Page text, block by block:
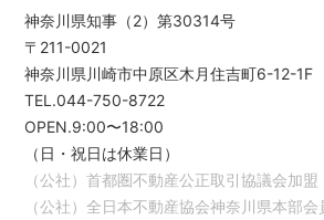
神奈川県知事（2）第30314号
〒211-0021
神奈川県川崎市中原区木月住吉町6-12-1F
TEL.044-750-8722
OPEN.9:00〜18:00
（日・祝日は休業日）
（公社）首都圏不動産公正取引協議会加盟
（公社）全日本不動産協会神奈川県本部会